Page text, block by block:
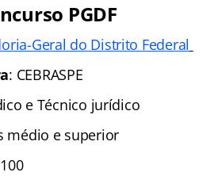
PGDF
Geral do Distrito Federal
: CEBRASPE
e Técnico jurídico
médio e superior
100